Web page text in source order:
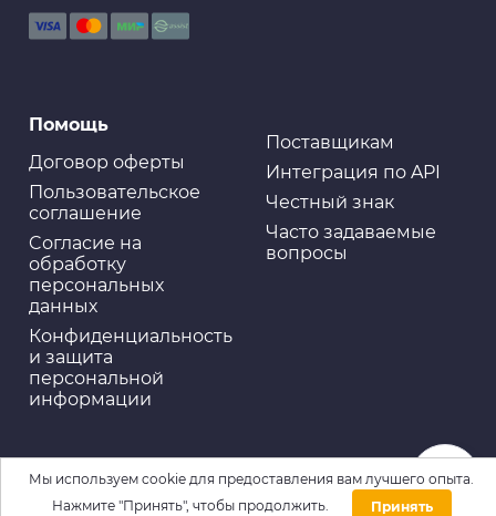
Помощь
Договор оферты
Пользовательское
соглашение
Cогласие на
обработку
персональных
данных
Конфиденциальность
и защита
персональной
информации
Поставщикам
Интеграция по API
Честный знак
Часто задаваемые
вопросы
Домой Каталог Войти
Мы используем cookie для предоставления вам лучшего опыта.
Нажмите "Принять", чтобы продолжить.
Принять